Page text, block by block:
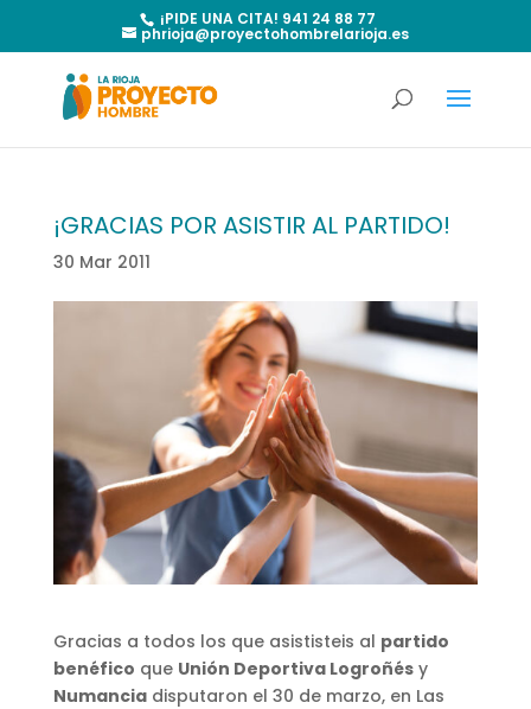
¡PIDE UNA CITA! 941 24 88 77
phrioja@proyectohombrelarioja.es
¡GRACIAS POR ASISTIR AL PARTIDO!
30 Mar 2011
Gracias a todos los que asististeis al partido
benéfico que Unión Deportiva Logroñésy
Numanciadisputaron el 30 de marzo, en Las